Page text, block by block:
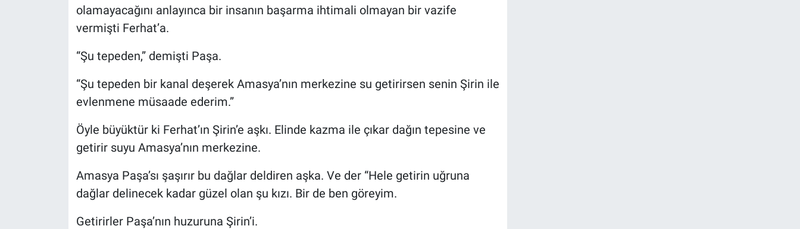
olamayacağını anlayınca bir insanın başarma ihtimali olmayan bir vazife
vermişti Ferhat’a.
“Şu tepeden,” demişti Paşa.
“Şu tepeden bir kanal deşerek Amasya’nın merkezine su getirirsen senin Şirin ile
evlenmene müsaade ederim.”
Öyle büyüktür ki Ferhat’ın Şirin’e aşkı. Elinde kazma ile çıkar dağın tepesine ve
getirir suyu Amasya’nın merkezine.
Amasya Paşa’sı şaşırır bu dağlar deldiren aşka. Ve der “Hele getirin uğruna
dağlar delinecek kadar güzel olan şu kızı. Bir de ben göreyim.
Getirirler Paşa’nın huzuruna Şirin’i.